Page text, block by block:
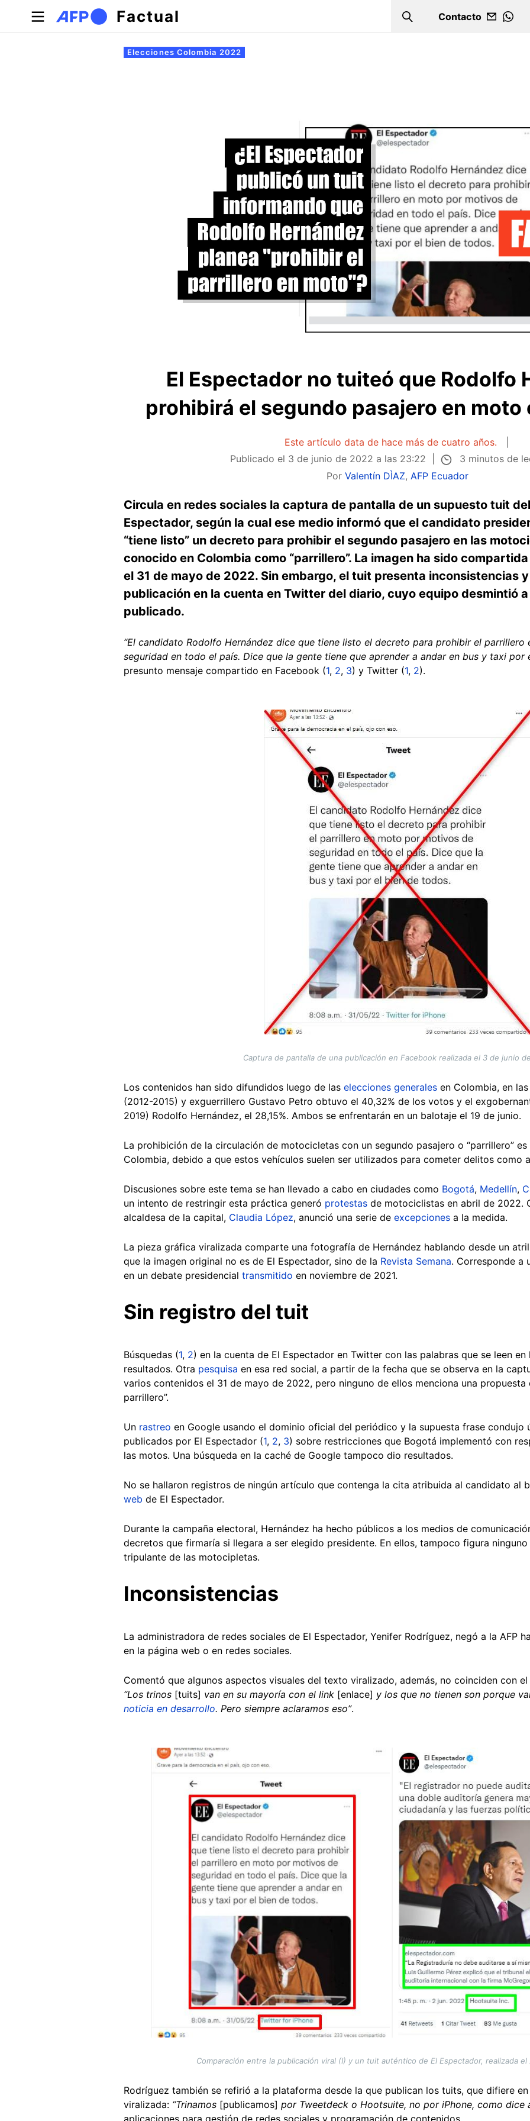
Pasar al contenido principal
Factual Search
Contacto
Solapas principales
Elecciones Colombia 2022
El Espectador no tuiteó que Rodolfo
prohibirá el segundo pasajero en moto
Este artículo data de hace más de cuatro años.
Publicado el 3 de junio de 2022 a las 23:22
3 minutos de
Por Valentín DÌAZ, AFP Ecuador
Circula en redes sociales la captura de pantalla de un supuesto tuit
Espectador, según la cual ese medio informó que el candidato
“tiene listo” un decreto para prohibir el segundo pasajero en las
conocido en Colombia como “parrillero”. La imagen ha sido
el 31 de mayo de 2022. Sin embargo, el tuit presenta inconsistencias
publicación en la cuenta en Twitter del diario, cuyo equipo desmintió
publicado.
“El candidato Rodolfo Hernández dice que tiene listo el decreto para prohibir el
seguridad en todo el país. Dice que la gente tiene que aprender a andar en bus y taxi por
presunto mensaje compartido en Facebook (1, 2, 3) y Twitter (1, 2).
Captura de pantalla de una publicación en Facebook realizada el 3 de junio
Los contenidos han sido difundidos luego de las elecciones generales en Colombia, en
(2012-2015) y exguerrillero Gustavo Petro obtuvo el 40,32% de los votos y el
2019) Rodolfo Hernández, el 28,15%. Ambos se enfrentarán en un balotaje el 19 de junio.
La prohibición de la circulación de motocicletas con un segundo pasajero o “parrillero”
Colombia, debido a que estos vehículos suelen ser utilizados para cometer delitos como
Discusiones sobre este tema se han llevado a cabo en ciudades como Bogotá, Medellín,
un intento de restringir esta práctica generó protestas de motociclistas en abril de 2022.
alcaldesa de la capital, Claudia López, anunció una serie de excepciones a la medida.
La pieza gráfica viralizada comparte una fotografía de Hernández hablando desde un
que la imagen original no es de El Espectador, sino de la Revista Semana. Corresponde a
en un debate presidencial transmitido en noviembre de 2021.
Sin registro del tuit
Búsquedas (1, 2) en la cuenta de El Espectador en Twitter con las palabras que se leen
resultados. Otra pesquisa en esa red social, a partir de la fecha que se observa en la
varios contenidos el 31 de mayo de 2022, pero ninguno de ellos menciona una
parrillero”.
Un rastreo en Google usando el dominio oficial del periódico y la supuesta frase condujo
publicados por El Espectador (1, 2, 3) sobre restricciones que Bogotá implementó con
las motos. Una búsqueda en la caché de Google tampoco dio resultados.
No se hallaron registros de ningún artículo que contenga la cita atribuida al candidato al
web de El Espectador.
Durante la campaña electoral, Hernández ha hecho públicos a los medios de
decretos que firmaría si llegara a ser elegido presidente. En ellos, tampoco figura
tripulante de las motocipletas.
Inconsistencias
La administradora de redes sociales de El Espectador, Yenifer Rodríguez, negó a la AFP
en la página web o en redes sociales.
Comentó que algunos aspectos visuales del texto viralizado, además, no coinciden con
“Los trinos [tuits] van en su mayoría con el link [enlace] y los que no tienen son porque
noticia en desarrollo. Pero siempre aclaramos eso”.
Image
Comparación entre la publicación viral (I) y un tuit auténtico de El Espectador, realizada
Rodríguez también se refirió a la plataforma desde la que publican los tuits, que difiere
viralizada: “Trinamos [publicamos] por Tweetdeck o Hootsuite, no por iPhone, como dice